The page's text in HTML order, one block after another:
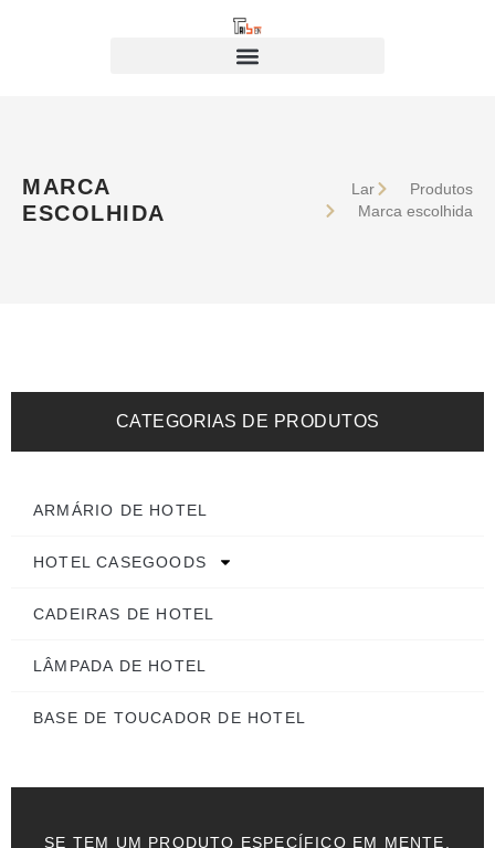
MARCA
ESCOLHIDA
Lar
Produtos
Marca escolhida
CATEGORIAS DE PRODUTOS
ARMÁRIO DE HOTEL
HOTEL CASEGOODS
CADEIRAS DE HOTEL
LÂMPADA DE HOTEL
BASE DE TOUCADOR DE HOTEL
SE TEM UM PRODUTO ESPECÍFICO EM MENTE,